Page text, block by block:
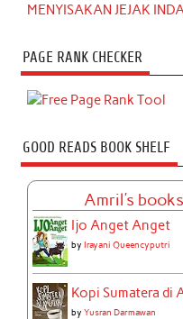
MENYISAKAN JEJAK
PAGE RANK CHECKER
GOOD READS BOOK SHELF
Amril's
Ijo Anget Anget
byIrayani Queencyputri
Kopi Sumatera di
byYusran Darmawan